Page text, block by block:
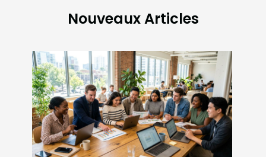
Nouveaux Articles